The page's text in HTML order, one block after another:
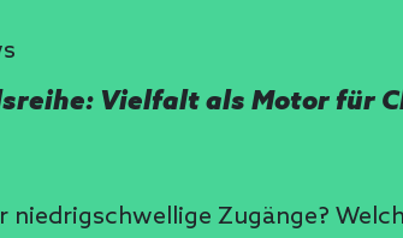
Vielfalt als Motor für
niedrigschwellige Zugänge?